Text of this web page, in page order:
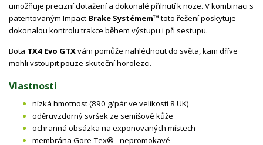
umožňuje precizní dotažení a dokonalé přilnutí k noze. V kombinaci s
patentovaným Impact Brake Systémem™ toto řešení poskytuje
dokonalou kontrolu trakce během výstupu i při sestupu.
Bota TX4 Evo GTXvám pomůže nahlédnout do světa, kam dříve
mohli vstoupit pouze skuteční horolezci.
Vlastnosti
nízká hmotnost (890 g/pár ve velikosti 8 UK)
oděruvzdorný svršek ze semišové kůže
ochranná obsázka na exponovaných místech
membrána Gore-Tex® - nepromokavé